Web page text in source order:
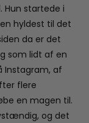
Hun startede i
hyldest til det
da er det
som lidt af en
Instagram, af
flere
en magen til.
og det